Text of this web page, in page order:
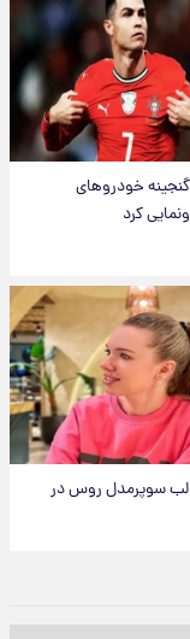
گنجینه خودروهای
کرد
سوپرمدل روس در